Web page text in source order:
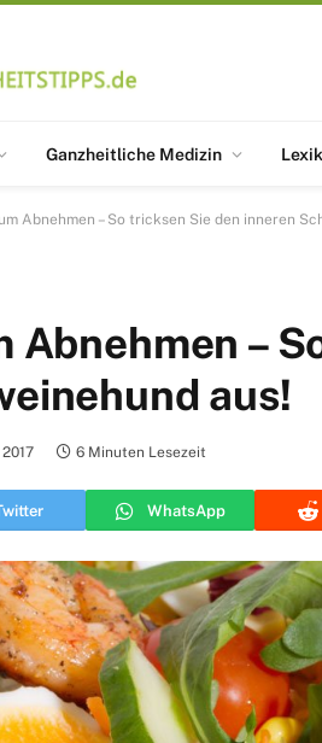
Ganzheitliche Medizin
Abnehmen – So tricksen Sie den inneren
Abnehmen –
aus!
6 Minuten Lesezeit
WhatsApp